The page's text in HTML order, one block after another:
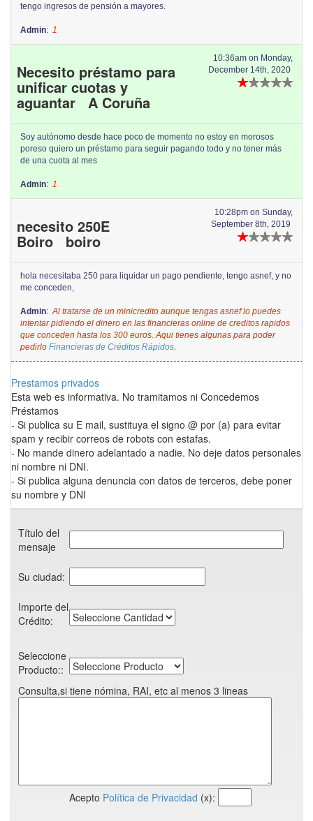
tengo ingresos de pensión a mayores.
Admin: 1
Necesito préstamo para
unificar cuotas y
aguantar A Coruña
10:36am on Monday,
December 14th, 2020
Soy autónomo desde hace poco de momento no estoy en morosos
poreso quiero un préstamo para seguir pagando todo y no tener más
de una cuota al mes
Admin: 1
necesito 250E
Boiro boiro
10:28pm on Sunday,
September 8th, 2019
hola necesitaba 250 para liquidar un pago pendiente, tengo asnef, y no
me conceden,
Admin: Al tratarse de un minicredito aunque tengas asnef lo puedes
intentar pidiendo el dinero en las financieras online de creditos rapidos
que conceden hasta los 300 euros. Aqui tienes algunas para poder
pedirlo Financieras de Créditos Rápidos
Prestamos privados
Esta web es informativa. No tramitamos ni Concedemos
Préstamos
- Si publica su E mail, sustituya el signo @ por (a) para evitar
spam y recibir correos de robots con estafas.
- No mande dinero adelantado a nadie. No deje datos personales
ni nombre ni DNI.
- Si publica alguna denuncia con datos de terceros, debe poner
su nombre y DNI
Título del
mensaje
Su ciudad:
Importe del
Crédito:
Seleccione
Producto::
Consulta,si tiene nómina, RAI, etc al menos 3 lineas
Acepto Política de Privacidad (x):